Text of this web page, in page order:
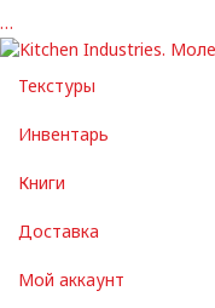
…
Текстуры
Инвентарь
Книги
Доставка
Мой аккаунт